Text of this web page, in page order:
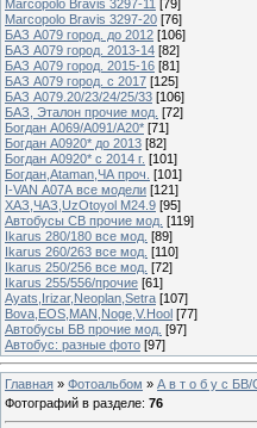
Marcopolo Bravis 3297-11 [79]
Marcopolo Bravis 3297-20 [76]
БАЗ А079 город. до 2012 [106]
БАЗ А079 город. 2013-14 [82]
БАЗ А079 город. 2015-16 [81]
БАЗ А079 город. с 2017 [125]
БАЗ А079.20/23/24/25/33 [106]
БАЗ, Эталон прочие мод. [72]
Богдан А069/А091/А20* [71]
Богдан А0920* до 2013 [82]
Богдан А0920* с 2014 г. [101]
Богдан,Ataman,ЧА проч. [101]
I-VAN А07А все модели [121]
ХАЗ,ЧАЗ,UzOtoyol M24.9 [95]
Автобусы СВ прочие мод. [119]
Ikarus 280/180 все мод. [89]
Ikarus 260/263 все мод. [110]
Ikarus 250/256 все мод. [72]
Ikarus 255/556/прочие [61]
Ayats,Irizar,Neoplan,Setra [107]
Bova,EOS,MAN,Noge,V.Hool [77]
Автобусы БВ прочие мод. [97]
Автобус: разные фото [97]
Главная » Фотоальбом » А в т о б у с
Фотографий в разделе: 76